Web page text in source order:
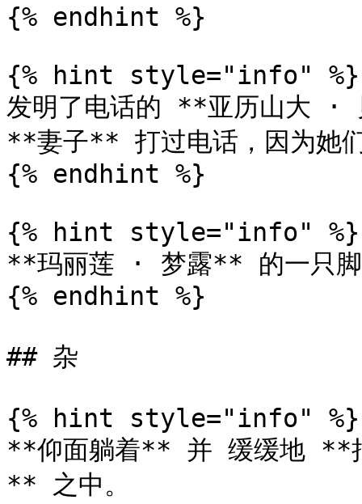
{% endhint %}
{% hint style="info" %}
发明了电话的 **亚历山大
**妻子** 打过电话，因为
{% endhint %}
{% hint style="info" %}
**玛丽莲 · 梦露** 的一只
{% endhint %}
## 杂
{% hint style="info" %}
**仰面躺着** 并 缓缓地 **
** 之中。